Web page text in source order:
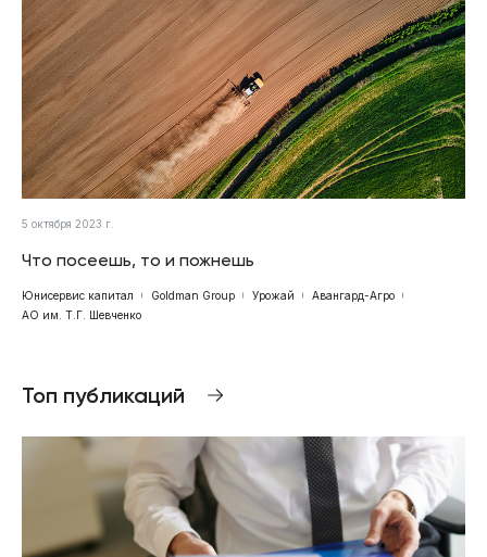
5 октября 2023 г.
Что посеешь, то и пожнешь
Юнисервис капитал Goldman Group Урожай
Авангард-Агро
АО им. Т.Г. Шевченко
Топ публикаций